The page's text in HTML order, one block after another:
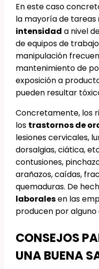
En este caso
la mayoría de tareas
intensidad a nivel
de equipos de
manipulación
mantenimiento de
exposición a
pueden resultar
Concretamente, los
los trastornos de
lesiones cervicales,
dorsalgias, ciática,
contusiones,
arañazos, caídas,
quemaduras. De
laboralesen las
producen por alguno
CONSEJOS
UNA BUENA